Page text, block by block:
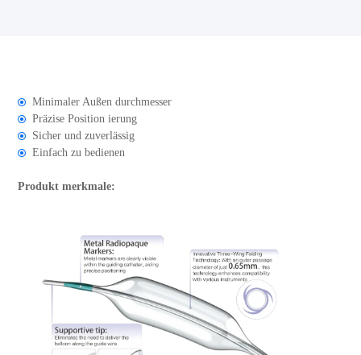
Minimaler Außen durchmesser
Präzise Position ierung
Sicher und zuverlässig
Einfach zu bedienen
Produkt merkmale: